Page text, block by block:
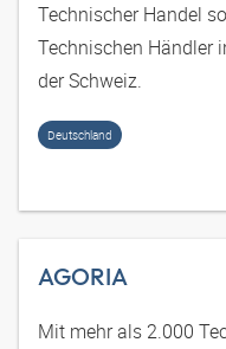
Technischer Handel
Technischen Händler
der Schweiz.
Deutschland
AGORIA
Mit mehr als 2.000